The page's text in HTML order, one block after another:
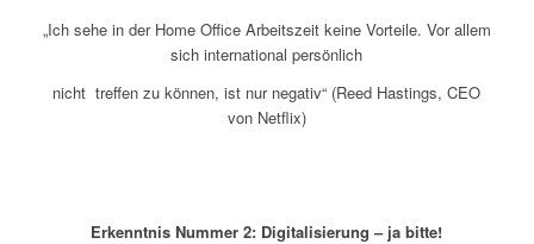
„Ich sehe in der Home Office Arbeitszeit keine Vorteile. Vor allem
sich international persönlich
nicht treffen zu können, ist nur negativ“ (Reed Hastings, CEO
von Netflix)
Erkenntnis Nummer 2: Digitalisierung – ja bitte!